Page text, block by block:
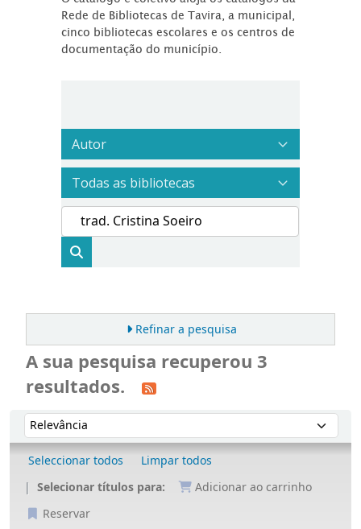
Rede de Bibliotecas de Tavira, a municipal,
cinco bibliotecas escolares e os centros de
documentação do município.
Refinar a pesquisa
A sua pesquisa recuperou 3
resultados.
Ordenar
Ordenar por:
Seleccionar todos
Limpar todos
Selecionar títulos para:
Adicionar ao carrinho
Reservar